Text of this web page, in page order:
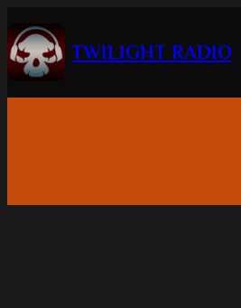
TWILIGHT RADIO